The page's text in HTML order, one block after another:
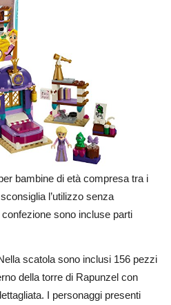
bambine di età compresa tra i
l’utilizzo senza
sono incluse parti
scatola sono inclusi 156 pezzi
della torre di Rapunzel con
I personaggi presenti